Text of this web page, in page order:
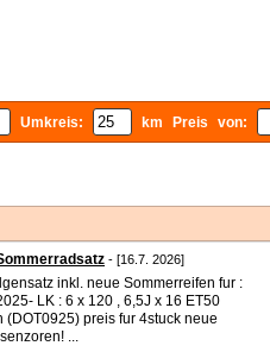
Umkreis: km Preis von:
- [16.7. 2026]
inkl. neue Sommerreifen fur :
LK : 6 x 120 , 6,5J x 16 ET50
preis fur 4stuck neue
...